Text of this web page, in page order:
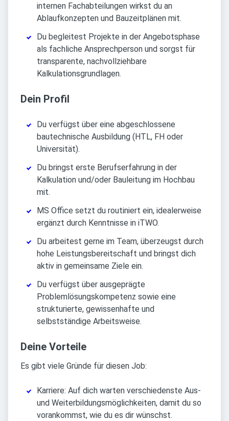
internen Fachabteilungen wirkst du an
Ablaufkonzepten und Bauzeitplänen mit.
Du begleitest Projekte in der Angebotsphase
als fachliche Ansprechperson und sorgst für
transparente, nachvollziehbare
Kalkulationsgrundlagen.
Dein Profil
Du verfügst über eine abgeschlossene
bautechnische Ausbildung (HTL, FH oder
Universität).
Du bringst erste Berufserfahrung in der
Kalkulation und/oder Bauleitung im Hochbau
mit.
MS Office setzt du routiniert ein, idealerweise
ergänzt durch Kenntnisse in iTWO.
Du arbeitest gerne im Team, überzeugst durch
hohe Leistungsbereitschaft und bringst dich
aktiv in gemeinsame Ziele ein.
Du verfügst über ausgeprägte
Problemlösungskompetenz sowie eine
strukturierte, gewissenhafte und
selbstständige Arbeitsweise.
Deine Vorteile
Es gibt viele Gründe für diesen Job:
Karriere: Auf dich warten verschiedenste Aus-
und Weiterbildungsmöglichkeiten, damit du so
vorankommst, wie du es dir wünschst.